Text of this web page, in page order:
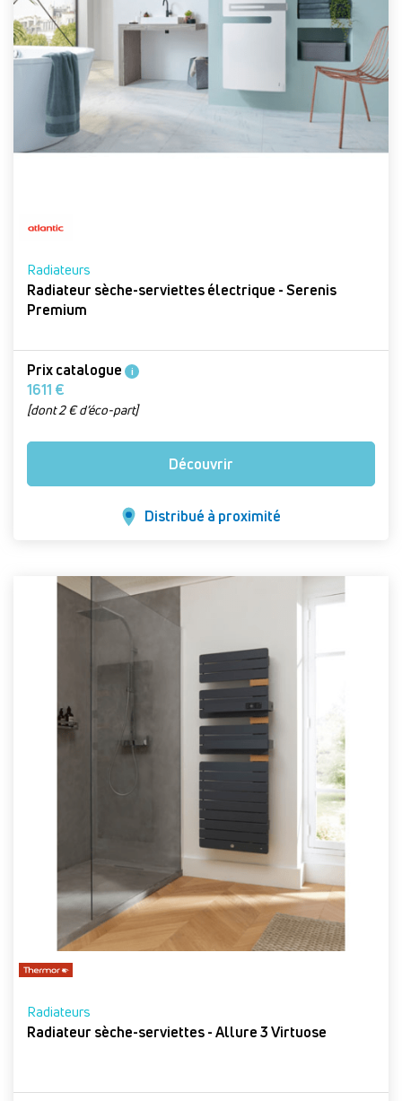
Radiateurs
Radiateur sèche-serviettes électrique - Serenis
Premium
Prix catalogue i
1611 €
[dont 2 € d’éco-part]
Découvrir
Distribué à proximité
Radiateurs
Radiateur sèche-serviettes - Allure 3 Virtuose